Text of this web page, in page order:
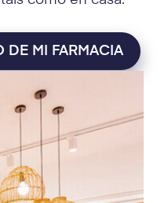
DE MI FARMACIA